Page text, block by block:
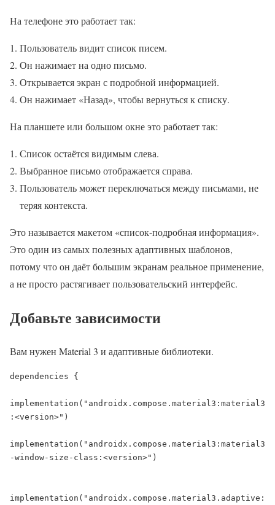
На телефоне это работает так:
Пользователь видит список писем.
Он нажимает на одно письмо.
Открывается экран с подробной информацией.
Он нажимает «Назад», чтобы вернуться к списку.
На планшете или большом окне это работает так:
Список остаётся видимым слева.
Выбранное письмо отображается справа.
Пользователь может переключаться между письмами, не
теряя контекста.
Это называется макетом «список-подробная информация».
Это один из самых полезных адаптивных шаблонов,
потому что он даёт большим экранам реальное применение,
а не просто растягивает пользовательский интерфейс.
Добавьте зависимости
Вам нужен Material 3 и адаптивные библиотеки.
dependencies {
implementation("androidx.compose.material3:material3
:<version>")
implementation("androidx.compose.material3:material3
-window-size-class:<version>")
implementation("androidx.compose.material3.adaptive: